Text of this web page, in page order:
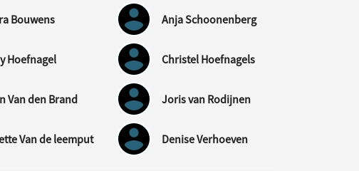
Bouwens Anja Schoonenberg
Hoefnagel Christel Hoefnagels
Van den Brand Joris van Rodijnen
Van de leemput Denise Verhoeven